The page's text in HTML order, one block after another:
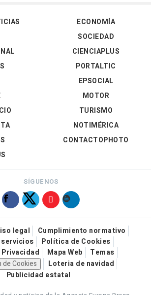
ECONOMÍA
SOCIEDAD
CIENCIAPLUS
PORTALTIC
EPSOCIAL
MOTOR
TURISMO
NOTIMÉRICA
CONTACTOPHOTO
SÍGUENOS
legal
Cumplimiento normativo
Política de Cookies
Mapa Web
Temas
de Cookies
Loteria de navidad
Publicidad estatal